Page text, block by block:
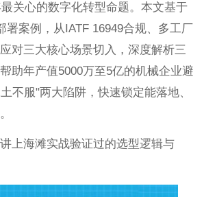
关心的数字化转型命题。本文基于
署案例，从IATF 16949合规、多工厂
对三大核心场景切入，深度解析三
助年产值5000万至5亿的机械企业避
不服"两大陷阱，快速锁定能落地、
上海滩实战验证过的选型逻辑与